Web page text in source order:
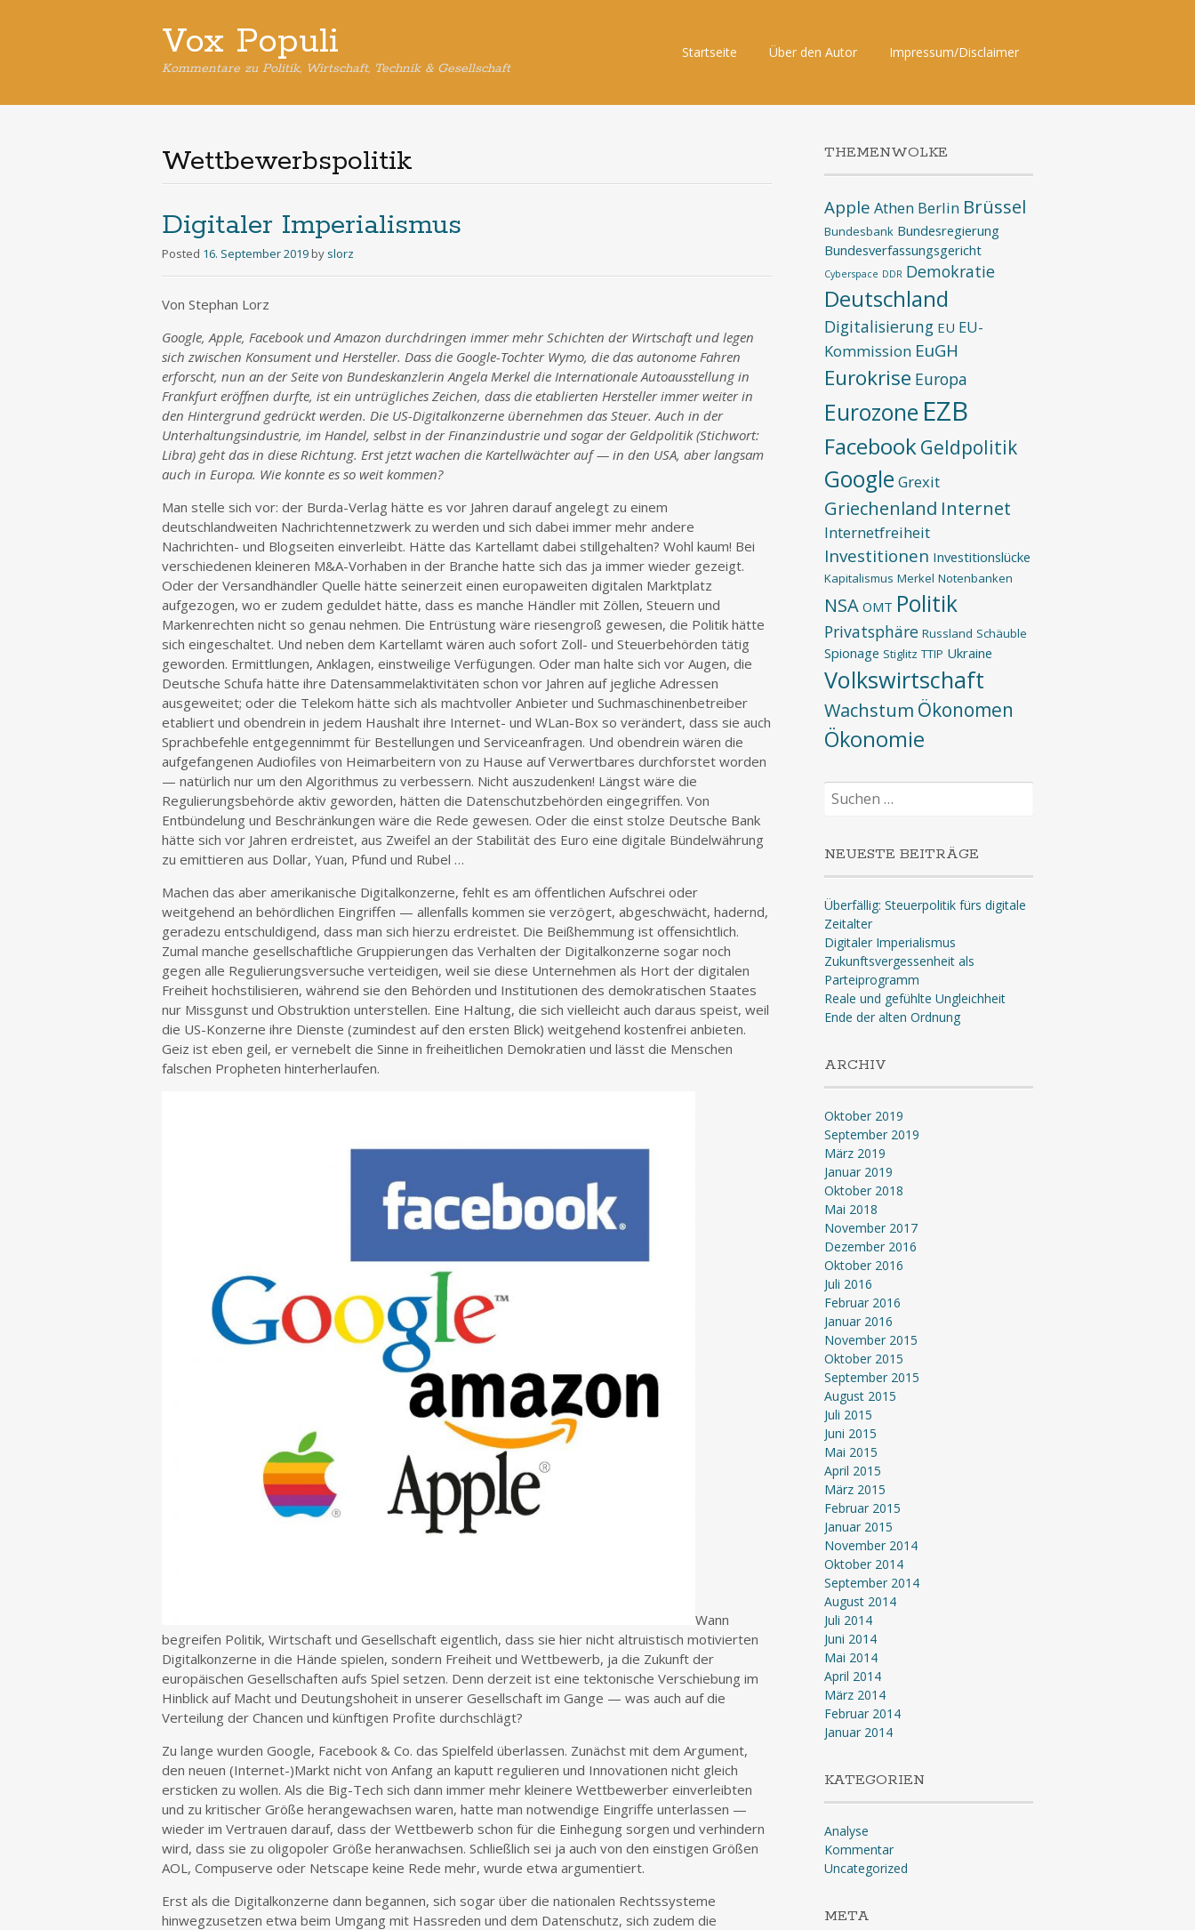
Vox Populi
Kommentare zu Politik, Wirtschaft, Technik & Gesellschaft
Skip
Startseite Über den Autor Impressum/Disclaimer
Wettbewerbspolitik
Digitaler Imperialismus
Posted 16. September 2019 by slorz
Von Stephan Lorz
Google, Apple, Facebook und Amazon durchdringen immer mehr Schichten der Wirtschaft und legen
sich zwischen Konsument und Hersteller. Dass die Google-Tochter Wymo, die das autonome Fahren
erforscht, nun an der Seite von Bundeskanzlerin Angela Merkel die Internationale Autoausstellung in
Frankfurt eröffnen durfte, ist ein untrügliches Zeichen, dass die etablierten Hersteller immer weiter in
den Hintergrund gedrückt werden. Die US-Digitalkonzerne übernehmen das Steuer. Auch in der
Unterhaltungsindustrie, im Handel, selbst in der Finanzindustrie und sogar der Geldpolitik (Stichwort:
Libra) geht das in diese Richtung. Erst jetzt wachen die Kartellwächter auf — in den USA, aber langsam
auch in Europa. Wie konnte es so weit kommen?
Man stelle sich vor: der Burda-Verlag hätte es vor Jahren darauf angelegt zu einem
deutschlandweiten Nachrichtennetzwerk zu werden und sich dabei immer mehr andere
Nachrichten- und Blogseiten einverleibt. Hätte das Kartellamt dabei stillgehalten? Wohl kaum! Bei
verschiedenen kleineren M&A-Vorhaben in der Branche hatte sich das ja immer wieder gezeigt.
Oder der Versandhändler Quelle hätte seinerzeit einen europaweiten digitalen Marktplatz
aufgezogen, wo er zudem geduldet hätte, dass es manche Händler mit Zöllen, Steuern und
Markenrechten nicht so genau nehmen. Die Entrüstung wäre riesengroß gewesen, die Politik hätte
sich eingeschaltet. Und neben dem Kartellamt wären auch sofort Zoll- und Steuerbehörden tätig
geworden. Ermittlungen, Anklagen, einstweilige Verfügungen. Oder man halte sich vor Augen, die
Deutsche Schufa hätte ihre Datensammelaktivitäten schon vor Jahren auf jegliche Adressen
ausgeweitet; oder die Telekom hätte sich als machtvoller Anbieter und Suchmaschinenbetreiber
etabliert und obendrein in jedem Haushalt ihre Internet- und WLan-Box so verändert, dass sie auch
Sprachbefehle entgegennimmt für Bestellungen und Serviceanfragen. Und obendrein wären die
aufgefangenen Audiofiles von Heimarbeitern von zu Hause auf Verwertbares durchforstet worden
— natürlich nur um den Algorithmus zu verbessern. Nicht auszudenken! Längst wäre die
Regulierungsbehörde aktiv geworden, hätten die Datenschutzbehörden eingegriffen. Von
Entbündelung und Beschränkungen wäre die Rede gewesen. Oder die einst stolze Deutsche Bank
hätte sich vor Jahren erdreistet, aus Zweifel an der Stabilität des Euro eine digitale Bündelwährung
zu emittieren aus Dollar, Yuan, Pfund und Rubel …
Machen das aber amerikanische Digitalkonzerne, fehlt es am öffentlichen Aufschrei oder
weitgehend an behördlichen Eingriffen — allenfalls kommen sie verzögert, abgeschwächt, hadernd,
geradezu entschuldigend, dass man sich hierzu erdreistet. Die Beißhemmung ist offensichtlich.
Zumal manche gesellschaftliche Gruppierungen das Verhalten der Digitalkonzerne sogar noch
gegen alle Regulierungsversuche verteidigen, weil sie diese Unternehmen als Hort der digitalen
Freiheit hochstilisieren, während sie den Behörden und Institutionen des demokratischen Staates
nur Missgunst und Obstruktion unterstellen. Eine Haltung, die sich vielleicht auch daraus speist, weil
die US-Konzerne ihre Dienste (zumindest auf den ersten Blick) weitgehend kostenfrei anbieten.
Geiz ist eben geil, er vernebelt die Sinne in freiheitlichen Demokratien und lässt die Menschen
falschen Propheten hinterherlaufen.
Wann
begreifen Politik, Wirtschaft und Gesellschaft eigentlich, dass sie hier nicht altruistisch motivierten
Digitalkonzerne in die Hände spielen, sondern Freiheit und Wettbewerb, ja die Zukunft der
europäischen Gesellschaften aufs Spiel setzen. Denn derzeit ist eine tektonische Verschiebung im
Hinblick auf Macht und Deutungshoheit in unserer Gesellschaft im Gange — was auch auf die
Verteilung der Chancen und künftigen Profite durchschlägt?
Zu lange wurden Google, Facebook & Co. das Spielfeld überlassen. Zunächst mit dem Argument,
den neuen (Internet-)Markt nicht von Anfang an kaputt regulieren und Innovationen nicht gleich
ersticken zu wollen. Als die Big-Tech sich dann immer mehr kleinere Wettbewerber einverleibten
und zu kritischer Größe herangewachsen waren, hatte man notwendige Eingriffe unterlassen —
wieder im Vertrauen darauf, dass der Wettbewerb schon für die Einhegung sorgen und verhindern
wird, dass sie zu oligopoler Größe heranwachsen. Schließlich sei ja auch von den einstigen Größen
AOL, Compuserve oder Netscape keine Rede mehr, wurde etwa argumentiert.
Erst als die Digitalkonzerne dann begannen, sich sogar über die nationalen Rechtssysteme
hinwegzusetzen etwa beim Umgang mit Hassreden und dem Datenschutz, sich zudem die
THEMENWOLKE
Apple Athen Berlin Brüssel
Bundesbank Bundesregierung
Bundesverfassungsgericht
Cyberspace DDR Demokratie
Deutschland
Digitalisierung EU EU-
Kommission EuGH
Eurokrise Europa
Eurozone EZB
FacebookGeldpolitik
Google Grexit
Griechenland Internet
Internetfreiheit
Investitionen Investitionslücke
Kapitalismus Merkel Notenbanken
NSA OMT Politik
Privatsphäre Russland Schäuble
Spionage Stiglitz TTIP Ukraine
Volkswirtschaft
Wachstum Ökonomen
Ökonomie
Suchen
nach:
NEUESTE BEITRÄGE
Überfällig: Steuerpolitik fürs digitale
Zeitalter
Digitaler Imperialismus
Zukunftsvergessenheit als
Parteiprogramm
Reale und gefühlte Ungleichheit
Ende der alten Ordnung
ARCHIV
Oktober 2019
September 2019
März 2019
Januar 2019
Oktober 2018
Mai 2018
November 2017
Dezember 2016
Oktober 2016
Juli 2016
Februar 2016
Januar 2016
November 2015
Oktober 2015
September 2015
August 2015
Juli 2015
Juni 2015
Mai 2015
April 2015
März 2015
Februar 2015
Januar 2015
November 2014
Oktober 2014
September 2014
August 2014
Juli 2014
Juni 2014
Mai 2014
April 2014
März 2014
Februar 2014
Januar 2014
KATEGORIEN
Analyse
Kommentar
Uncategorized
META